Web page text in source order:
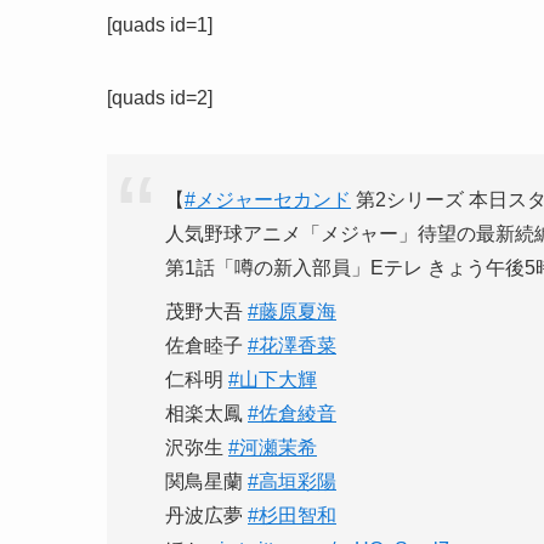
[quads id=1]
[quads id=2]
【#メジャーセカンド 第2シリーズ 本日スタ
人気野球アニメ「メジャー」待望の最新続
第1話「噂の新入部員」Eテレ きょう午後5
茂野大吾 #藤原夏海
佐倉睦子 #花澤香菜
仁科明 #山下大輝
相楽太鳳 #佐倉綾音
沢弥生 #河瀬茉希
関鳥星蘭 #高垣彩陽
丹波広夢 #杉田智和